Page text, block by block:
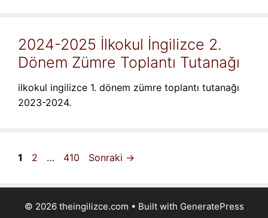
2024-2025 İlkokul İngilizce 2.
Dönem Zümre Toplantı Tutanağı
ilkokul ingilizce 1. dönem zümre toplantı tutanağı
2023-2024.
Sayfa
1 Sayfa
2 … Sayfa
410 Sonraki →
© 2026 theingilizce.com • Built with GeneratePress